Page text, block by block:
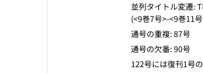
並列タイトル変遷:
(<9巻7号>-<9巻11
通号の重複: 87号
通号の欠番: 90号
122号には復刊1号